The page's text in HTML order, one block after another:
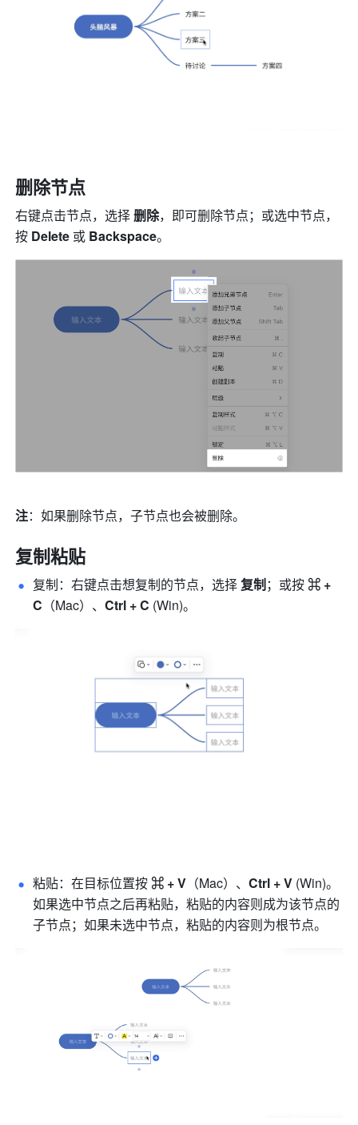
删除节点
右键点击节点，选择 删除，即可删除节点；或选中节点，
按 Delete 或 Backspace。
注：如果删除节点，子节点也会被删除。
复制粘贴
复制：右键点击想复制的节点，选择 复制；或按 ⌘ +
C （Mac）、Ctrl + C (Win)。
粘贴：在目标位置按 ⌘ + V （Mac）、Ctrl + V (Win)。
如果选中节点之后再粘贴，粘贴的内容则成为该节点的
子节点；如果未选中节点，粘贴的内容则为根节点。